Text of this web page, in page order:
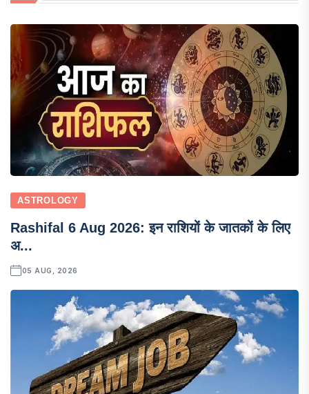
ASTROLOGY
Rashifal 6 Aug 2026: इन राशियों के जातकों के लिए
अ...
05 AUG, 2026